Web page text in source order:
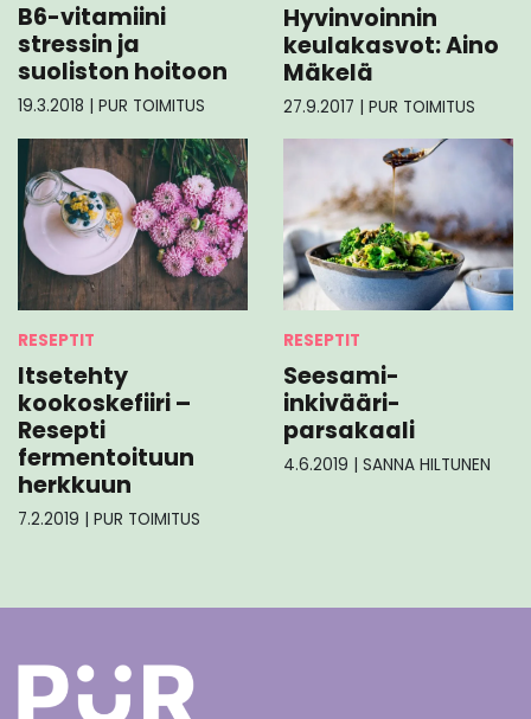
B6-vitamiini
stressin ja
suoliston hoitoon
19.3.2018 PUR TOIMITUS
Hyvinvoinnin
keulakasvot: Aino
Mäkelä
27.9.2017 | PUR TOIMITUS
RESEPTIT
Itsetehty
kookoskefiiri –
Resepti
fermentoituun
herkkuun
7.2.2019 | PUR TOIMITUS
RESEPTIT
Seesami-
inkivääri-
parsakaali
4.6.2019 | SANNA HILTUNEN